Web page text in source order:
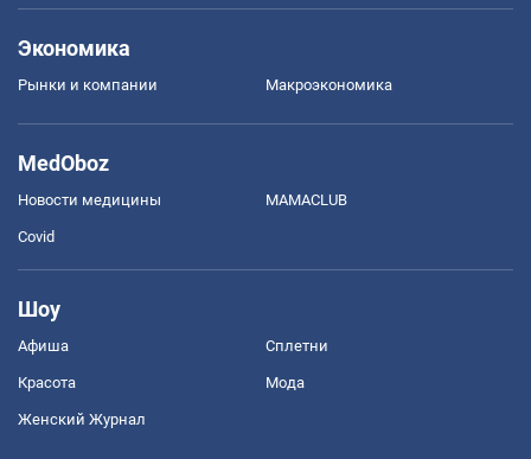
Экономика
Рынки и компании Mакроэкономика
MedOboz
Новости медицины MAMACLUB
Covid
Шоу
Афиша Сплетни
Красота Мода
Женский Журнал